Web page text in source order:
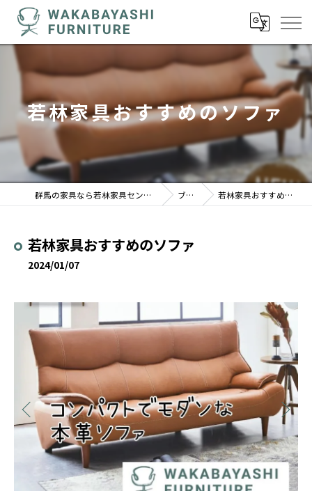
若林家具おすすめのソファ
群馬の家具なら若林家具センター 駒形店 ブログ 若林家具おすすめのソファ
若林家具おすすめのソファ
2024/01/07